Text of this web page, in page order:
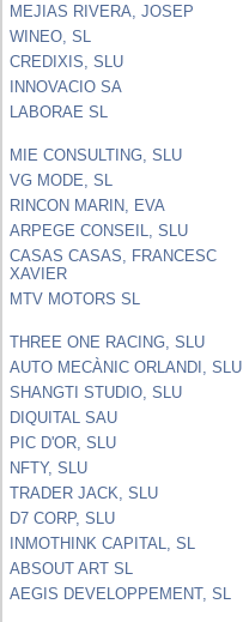
MEJIAS RIVERA, JOSEP
WINEO, SL
CREDIXIS, SLU
INNOVACIO SA
LABORAE SL
MIE CONSULTING, SLU
VG MODE, SL
RINCON MARIN, EVA
ARPEGE CONSEIL, SLU
CASAS CASAS, FRANCESC
XAVIER
MTV MOTORS SL
THREE ONE RACING, SLU
AUTO MECÀNIC ORLANDI, SLU
SHANGTI STUDIO, SLU
DIQUITAL SAU
PIC D'OR, SLU
NFTY, SLU
TRADER JACK, SLU
D7 CORP, SLU
INMOTHINK CAPITAL, SL
ABSOUT ART SL
AEGIS DEVELOPPEMENT, SL